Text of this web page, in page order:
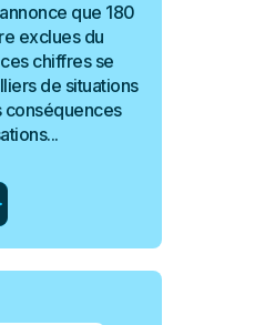
que 180
exclues du
chiffres se
de situations
conséquences